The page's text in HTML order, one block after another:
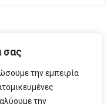
σας
την εμπειρία
την